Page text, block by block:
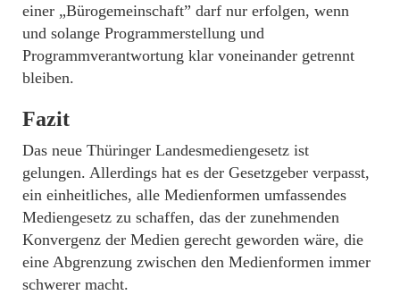
einer „Bürogemeinschaft” darf nur erfolgen, wenn
und solange Programmerstellung und
Programmverantwortung klar voneinander getrennt
bleiben.
Fazit
Das neue Thüringer Landesmediengesetz ist
gelungen. Allerdings hat es der Gesetzgeber verpasst,
ein einheitliches, alle Medienformen umfassendes
Mediengesetz zu schaffen, das der zunehmenden
Konvergenz der Medien gerecht geworden wäre, die
eine Abgrenzung zwischen den Medienformen immer
schwerer macht.